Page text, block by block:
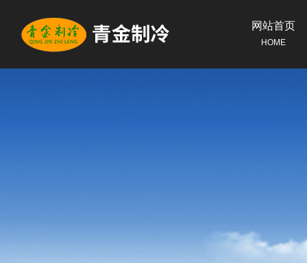
网站首页
HOME